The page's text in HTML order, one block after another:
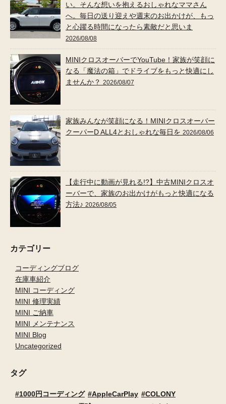
い。そんな想いを抱えるおしゃれなママさん
へ。毎日の送り迎えや週末のお出かけが、もっ
と心躍る時間になったら素敵だと思いま
2026/08/08
MINIクロスオーバーでYouTube！家族が笑顔に
なる「魔法の箱」でドライブをもっと快適にし
ませんか？ 2026/08/07
家族みんなが笑顔になる！MINIクロスオーバー
クーパーD ALL4とおしゃれな毎日を 2026/08/06
【走行中に動画が見れる!?】中古MINIクロスオ
ーバーで、家族のお出かけがもっと快適になる
方法♪ 2026/08/05
カテゴリー
コーディングブログ
在庫車紹介
MINI コーディング
MINI 修理実績
MINI ご納車
MINI メンテナンス
MINI Blog
Uncategorized
タグ
1000円コーディング AppleCarPlay
COLONY